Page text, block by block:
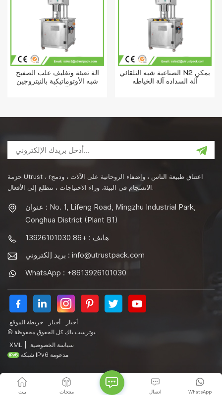
آلة تعبئة وتغليف علب الصفيح
شبه الأوتوماتيكية بالنيتروجين
الصناعية شبه التلقائي N2 يمكن
آلة السداده آلة الخياطه
حزمة Utrust ، rاعتناق طبيعة الناس ، وإضفاء الروحانية على الآلات ، ودمج
الانسجام في البيئة. وراء الاحتياجات ، نتطلع إلى الأفعال.
عنوان : No. 1, Lifeng Road, Mingzhu Industrial Park,
Conghua District (Plant B1)
هاتف : +86 13926101030
بريد إلكتروني : info@utrustpack.com
WhatsApp : +8613926101030
خريطة الموقع أخبار
أخبار
© يوترست باك كل الحقوق محفوظة.
XML
سياسة الخصوصية
شبكة IPv6 مدعومة
بيت منتجات WhatsApp اتصال